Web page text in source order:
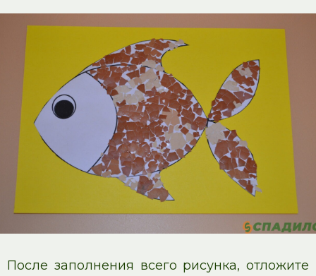
После заполнения всего рисунка, отложите